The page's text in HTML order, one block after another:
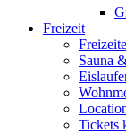
Freizeit
Sauna
Tickets